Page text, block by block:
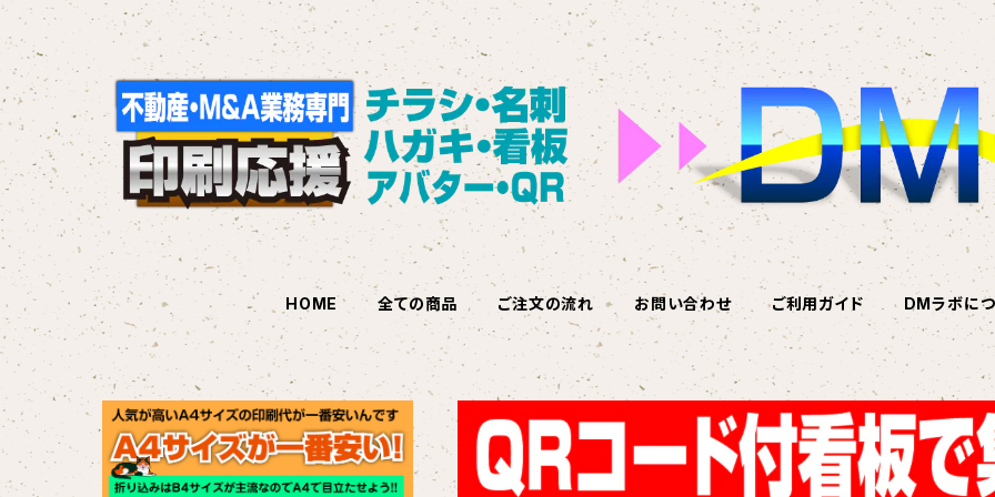
HOME 全ての商品 ご注文の流れ お問い合わせ ご利用ガイド DMラボに